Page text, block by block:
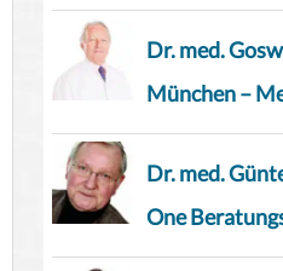
Dr. med.
München –
Dr. med.
One